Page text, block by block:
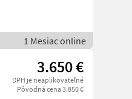
1 Mesiac online
3.650 €
DPH je neaplikovateľné
Pôvodná cena 3.850 €